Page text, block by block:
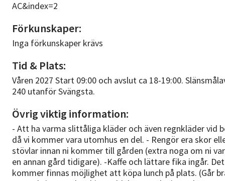
AC&index=2
Förkunskaper:
Inga förkunskaper krävs
Tid & Plats:
Våren 2027 Start 09:00 och avslut ca 18-19:00.
240 utanför Svängsta.
Övrig viktig information:
- Att ha varma slittåliga kläder och även regnkläder vid
då vi kommer vara utomhus en del. - Rengör era skor
stövlar innan ni kommer till gården (extra noga om ni
en annan gård tidigare). -Kaffe och lättare fika ingår. Det
kommer finnas möjlighet att köpa lunch på plats. (Går